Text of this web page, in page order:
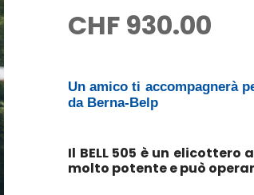
CHF 930.00
Un amico ti accompagnerà
da Berna-Belp
Il BELL 505 è un
molto potente e può